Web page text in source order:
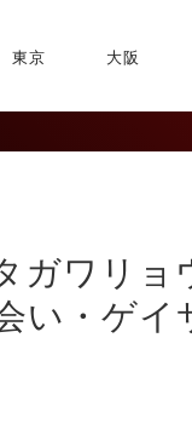
東京 大阪
ガワリョ
い・ゲイ